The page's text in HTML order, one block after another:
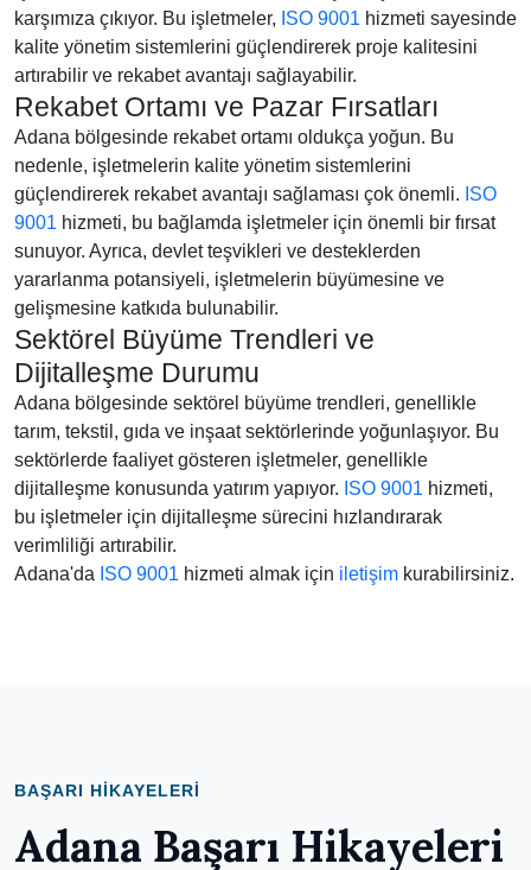
karşımıza çıkıyor. Bu işletmeler, ISO 9001 hizmeti sayesinde
kalite yönetim sistemlerini güçlendirerek proje kalitesini
artırabilir ve rekabet avantajı sağlayabilir.
Rekabet Ortamı ve Pazar Fırsatları
Adana bölgesinde rekabet ortamı oldukça yoğun. Bu
nedenle, işletmelerin kalite yönetim sistemlerini
güçlendirerek rekabet avantajı sağlaması çok önemli. ISO
9001 hizmeti, bu bağlamda işletmeler için önemli bir fırsat
sunuyor. Ayrıca, devlet teşvikleri ve desteklerden
yararlanma potansiyeli, işletmelerin büyümesine ve
gelişmesine katkıda bulunabilir.
Sektörel Büyüme Trendleri ve
Dijitalleşme Durumu
Adana bölgesinde sektörel büyüme trendleri, genellikle
tarım, tekstil, gıda ve inşaat sektörlerinde yoğunlaşıyor. Bu
sektörlerde faaliyet gösteren işletmeler, genellikle
dijitalleşme konusunda yatırım yapıyor. ISO 9001 hizmeti,
bu işletmeler için dijitalleşme sürecini hızlandırarak
verimliliği artırabilir.
Adana'da ISO 9001 hizmeti almak için iletişim kurabilirsiniz.
BAŞARI HIKAYELERI
Adana Başarı Hikayeleri